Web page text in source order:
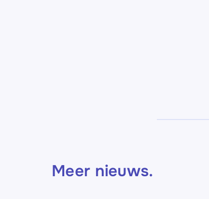
Meer nieuws.